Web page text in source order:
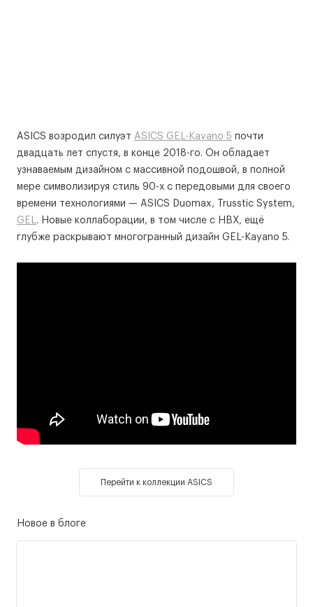
ASICS возродил силуэт ASICS GEL-Kayano 5 почти
двадцать лет спустя, в конце 2018-го. Он обладает
узнаваемым дизайном с массивной подошвой, в полной
мере символизируя стиль 90-х с передовыми для своего
времени технологиями — ASICS Duomax, Trusstic System,
GEL. Новые коллаборации, в том числе с HBX, ещё
глубже раскрывают многогранный дизайн GEL-Kayano 5.
Перейти к коллекции ASICS
Новое в блоге